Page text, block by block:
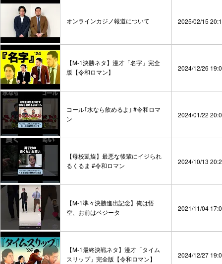
オンラインカジノ報道について 2025/02/15
【M-1決勝ネタ】漫才「名字」完全
版【令和ロマン】
2024/12/26
コール｢水なら飲めるよ｣ #令和ロマ
ン
2024/01/22
【母校凱旋】最悪な後輩にイジられ
るくるま #令和ロマン
2024/10/13
【M-1準々決勝進出記念】俺は悟
空、お前はベジータ
2021/11/04
【M-1最終決戦ネタ】漫才「タイム
スリップ」完全版【令和ロマン】
2024/12/27